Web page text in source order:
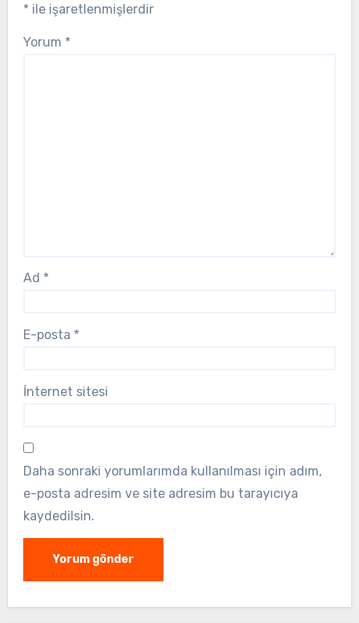
* ile işaretlenmişlerdir
Yorum *
Ad *
E-posta *
İnternet sitesi
Daha sonraki yorumlarımda kullanılması için adım,
e-posta adresim ve site adresim bu tarayıcıya
kaydedilsin.